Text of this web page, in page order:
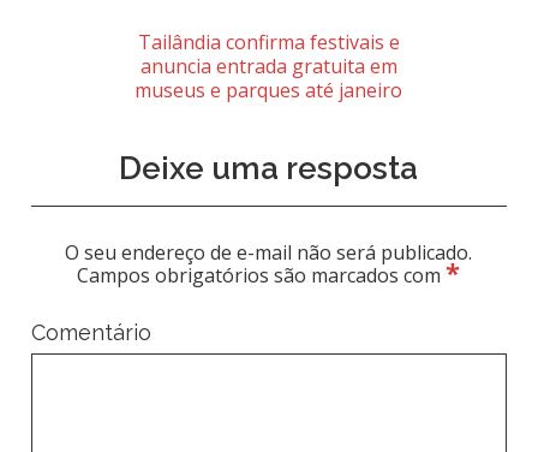
Tailândia confirma festivais e
anuncia entrada gratuita em
museus e parques até janeiro
Deixe uma resposta
O seu endereço de e-mail não será publicado.
Campos obrigatórios são marcados com*
Comentário